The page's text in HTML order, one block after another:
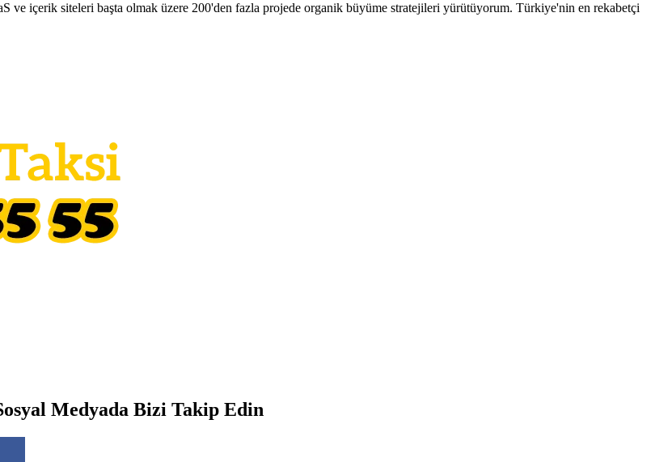
ve içerik siteleri başta olmak üzere 200'den fazla projede organik büyüme stratejileri yürütüyorum. Türkiye'nin en rekabetçi
Medyada Bizi Takip Edin